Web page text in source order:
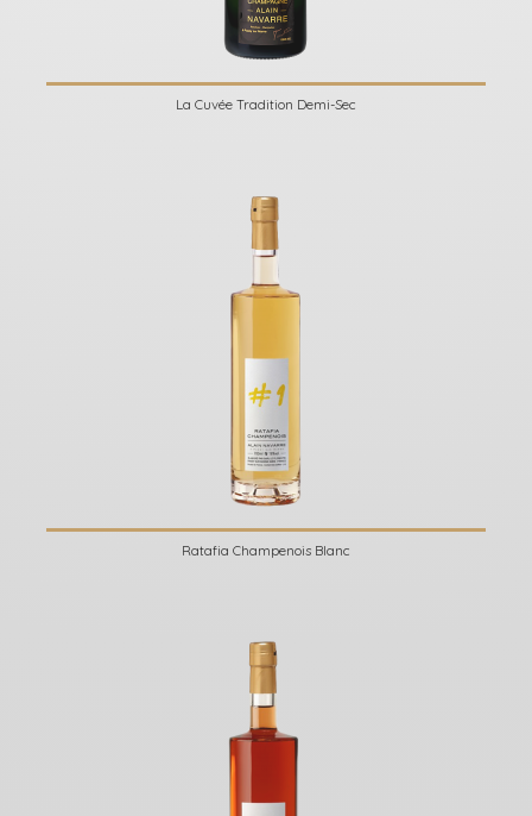
La Cuvée Tradition Demi-Sec
Ratafia Champenois Blanc